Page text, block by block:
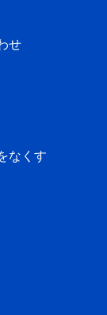
せ
なくす